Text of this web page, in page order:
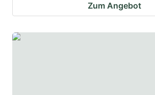
Zum Angebot